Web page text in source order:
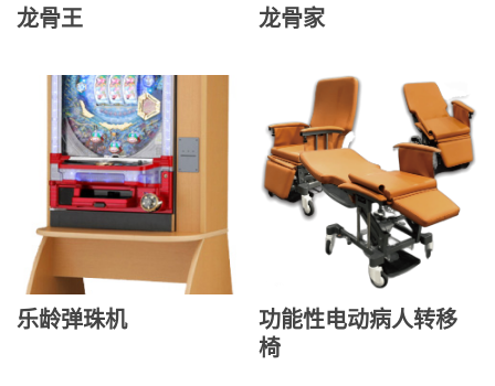
龙骨王 龙骨家
乐龄弹珠机
功能性电动病人转移
椅